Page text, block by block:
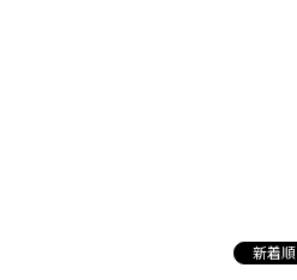
新着順